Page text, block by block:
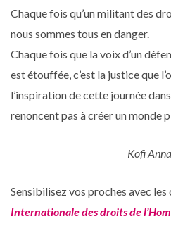
Chaque fois qu’un militant des
nous sommes tous en danger.
Chaque fois que la voix d’un
est étouffée, c’est la justice que
l’inspiration de cette journée
renoncent pas à créer un monde
Kofi
Sensibilisez vos proches avec les
Internationale des droits de